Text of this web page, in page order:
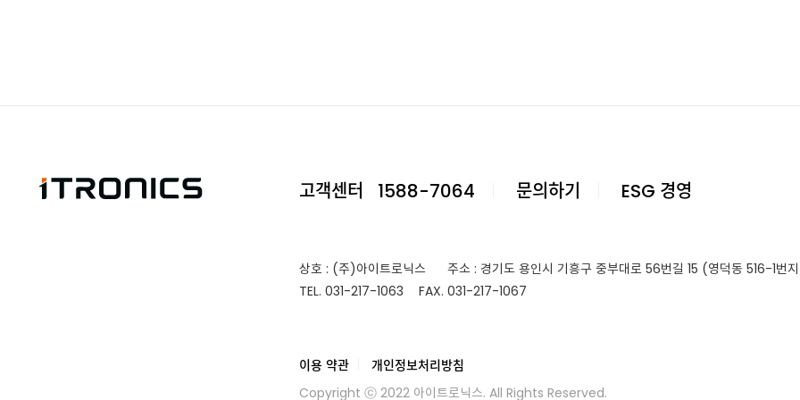
고객센터 1588-7064 문의하기 ESG 경영
상호 : (주)아이트로닉스 주소 : 경기도 용인시 기흥구 중부대로 56번길 15 (영덕동 516-1번
TEL.031-217-1063 FAX.031-217-1067
이용 약관
개인정보처리방침
Copyright ⓒ 2022 아이트로닉스.All Rights Reserved.